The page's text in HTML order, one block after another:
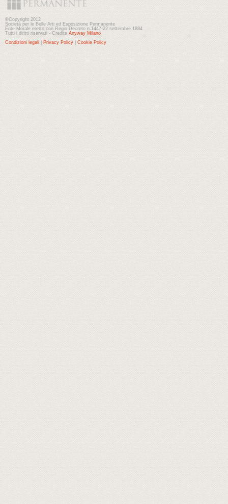
©Copyright 2012
Società per le Belle Arti ed Esposizione Permanente
Ente Morale eretto con Regio Decreto n.1447-22 settembre 1884
Tutti i diritti riservati - Credits Anyway Milano
Condizioni legali
Privacy Policy Cookie Policy